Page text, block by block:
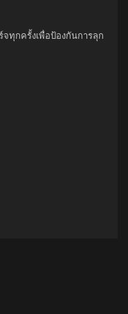
ทุกครั้งเพื่อป้องกันการลุก